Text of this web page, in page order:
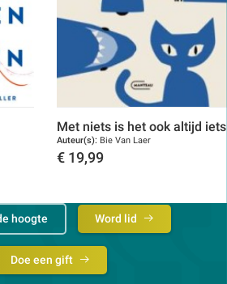
Met niets is het ook altijd iets
Auteur(s): Bie Van Laer
€ 19,99
hoogte Word lid
Doe een gift